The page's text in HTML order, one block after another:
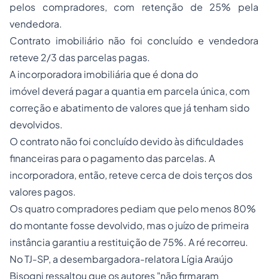
pelos compradores, com retenção de 25% pela
vendedora.
Contrato imobiliário não foi concluído e vendedora
reteve 2/3 das parcelas pagas.
A incorporadora imobiliária que é dona do
imóvel deverá pagar a quantia em parcela única, com
correção e abatimento de valores que já tenham sido
devolvidos.
O contrato não foi concluído devido às dificuldades
financeiras para o pagamento das parcelas. A
incorporadora, então, reteve cerca de dois terços dos
valores pagos.
Os quatro compradores pediam que pelo menos 80%
do montante fosse devolvido, mas o juízo de primeira
instância garantiu a restituição de 75%. A ré recorreu.
No TJ-SP, a desembargadora-relatora Lígia Araújo
Bisogni ressaltou que os autores "não firmaram